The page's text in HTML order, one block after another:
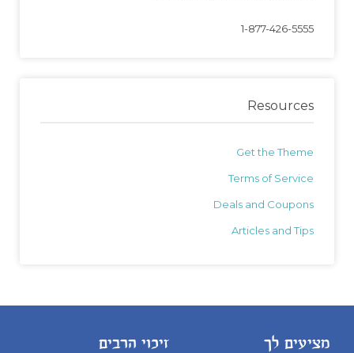
1-877-426-5555
Resources
Get the Theme
Terms of Service
Deals and Coupons
Articles and Tips
מציעים לך זיכוי הרבים